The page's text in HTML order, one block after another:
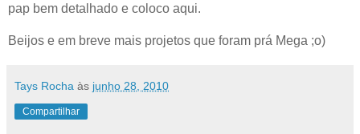
pap bem detalhado e coloco aqui.
Beijos e em breve mais projetos que foram prá Mega ;o)
Tays Rocha às junho 28, 2010
Compartilhar